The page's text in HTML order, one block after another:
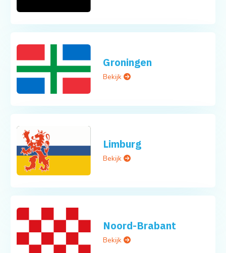
Groningen
Bekijk
Limburg
Bekijk
Noord-Brabant
Bekijk